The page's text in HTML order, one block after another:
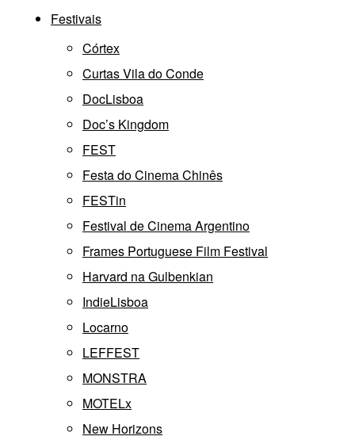
Festivais
Córtex
Curtas Vila do Conde
DocLisboa
Doc’s Kingdom
FEST
Festa do Cinema Chinês
FESTin
Festival de Cinema Argentino
Frames Portuguese Film Festival
Harvard na Gulbenkian
IndieLisboa
Locarno
LEFFEST
MONSTRA
MOTELx
New Horizons